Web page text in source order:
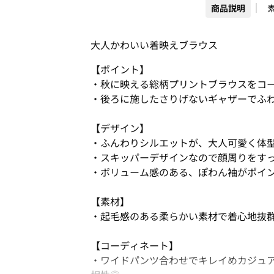
商品説明
大人かわいい着映えブラウス
【ポイント】
・秋に映える総柄プリントブラウスをコ
・後ろに施したさりげないギャザーで
【デザイン】
・ふんわりシルエットが、大人可愛く体
・スキッパーデザインなので顔周りをす
・ボリューム感のある、ぽわん袖がポイ
【素材】
・起毛感のある柔らかい素材で着心地抜
【コーディネート】
・ワイドパンツ合わせでキレイめカジ